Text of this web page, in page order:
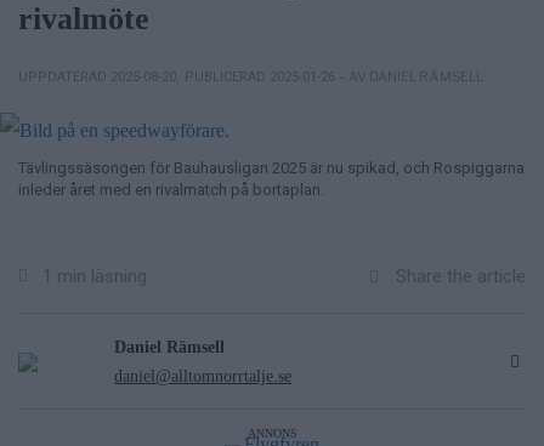
rivalmöte
UPPDATERAD 2025-08-20 PUBLICERAD 2025-01-26 – AV DANIEL RÄMSELL
Tävlingssäsongen för Bauhausligan 2025 är nu spikad, och Rospiggarna
inleder året med en rivalmatch på bortaplan.
1 min läsning Share the article
Daniel Rämsell
daniel@alltomnorrtalje.se
ANNONS